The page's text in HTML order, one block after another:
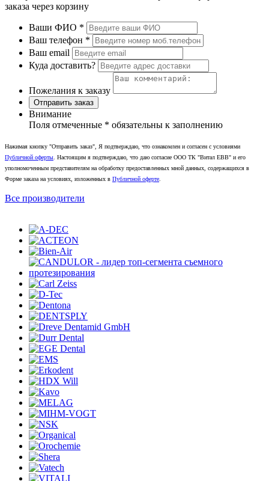
заказа через корзину
Ваши ФИО *
Ваш телефон *
Ваш email
Куда доставить?
Пожелания к заказу
Отправить заказ
Внимание
Поля отмеченные * обязательны к заполнению
Нажимая кнопку "Отправить заказ", Я подтверждаю, что ознакомлен и согласен с условиями
Публичной оферты. Настоящим я подтверждаю, что даю согласие ООО ТК "Витал ЕВВ" и его
уполномоченным представителям на обработку предоставленных мной данных, содержащихся в
Форме заказа на условиях, изложенных в Публичной оферте.
Все производители